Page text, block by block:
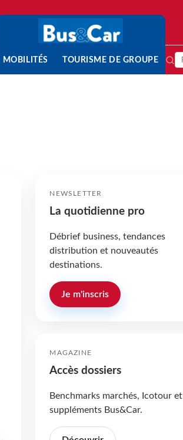
MOBILITÉS TOURISME DE GROUPE
NEWSLETTER
La quotidienne pro
Débrief business, tendances
distribution et nouveautés
destinations.
Je m'inscris
MAGAZINE
Accès dossiers
Benchmarks marchés, Icotour et
suppléments Bus&Car.